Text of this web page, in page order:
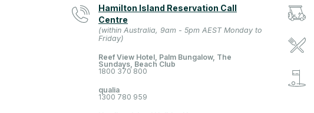
Hamilton Island Reservation Call
Centre
(within Australia, 9am - 5pm AEST Monday to
Friday)
Reef View Hotel, Palm Bungalow, The
Sundays, Beach Club
1800 370 800
qualia
1300 780 959